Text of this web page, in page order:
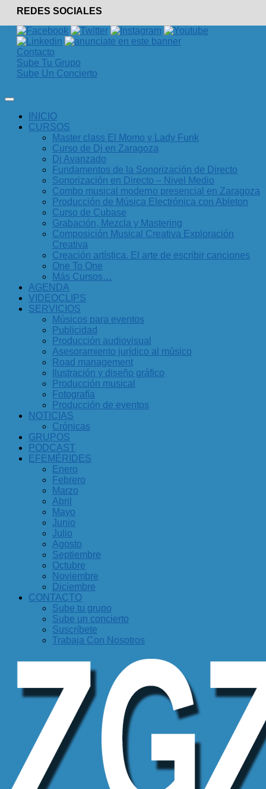
REDES SOCIALES
Contacto
Sube Tu Grupo
Sube Un Concierto
INICIO
CURSOS
Master class El Momo y Lady Funk
Curso de Dj en Zaragoza
Dj Avanzado
Fundamentos de la Sonorización de Directo
Sonorización en Directo – Nivel Medio
Combo musical moderno presencial en Zaragoza
Producción de Música Electrónica con Ableton
Curso de Cubase
Grabación, Mezcla y Mastering
Composición Musical Creativa Exploración
Creativa
Creación artística. El arte de escribir canciones
One To One
Más Cursos…
AGENDA
VIDEOCLIPS
SERVICIOS
Músicos para eventos
Publicidad
Producción audiovisual
Asesoramiento jurídico al músico
Road management
Ilustración y diseño gráfico
Producción musical
Fotografía
Producción de eventos
NOTICIAS
Crónicas
GRUPOS
PODCAST
EFEMÉRIDES
Enero
Febrero
Marzo
Abril
Mayo
Junio
Julio
Agosto
Septiembre
Octubre
Noviembre
Diciembre
CONTACTO
Sube tu grupo
Sube un concierto
Suscríbete
Trabaja Con Nosotros